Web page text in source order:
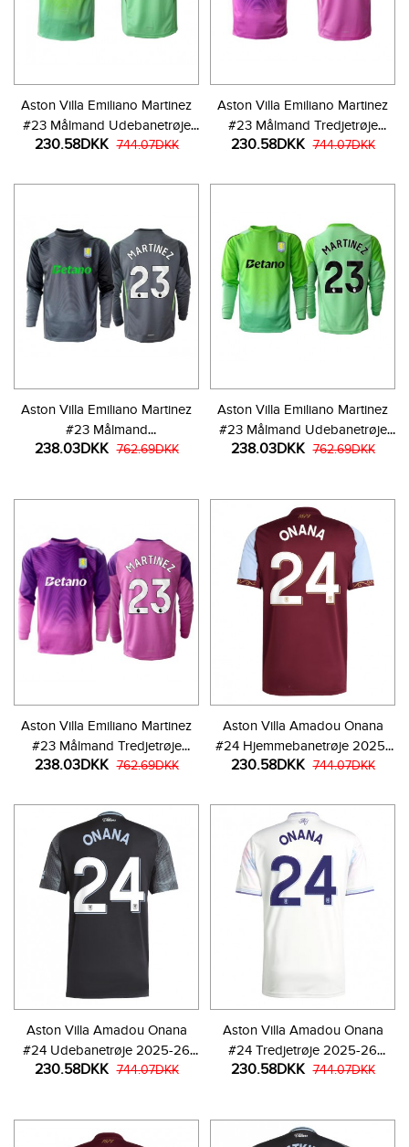
Aston Villa Emiliano Martinez
#23 Målmand Udebanetrøje
2025-26 Kortærmet
230.58DKK 744.07DKK
Aston Villa Emiliano Martinez
#23 Målmand Tredjetrøje
2025-26 Kortærmet
230.58DKK 744.07DKK
Aston Villa Emiliano Martinez
#23 Målmand
Hjemmebanetrøje 2025-26
238.03DKK 762.69DKK
Aston Villa Emiliano Martinez
#23 Målmand Udebanetrøje
2025-26 Langærmet
238.03DKK 762.69DKK
Aston Villa Emiliano Martinez
#23 Målmand Tredjetrøje
2025-26 Langærmet
238.03DKK 762.69DKK
Aston Villa Amadou Onana
#24 Hjemmebanetrøje 2025-
26 Kortærmet
230.58DKK 744.07DKK
Aston Villa Amadou Onana
#24 Udebanetrøje 2025-26
Kortærmet
230.58DKK 744.07DKK
Aston Villa Amadou Onana
#24 Tredjetrøje 2025-26
Kortærmet
230.58DKK 744.07DKK